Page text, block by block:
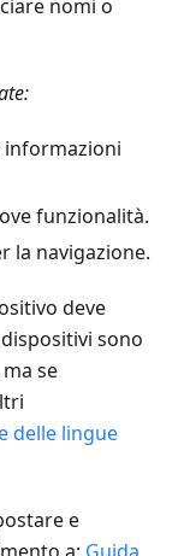
nomi o
informazioni
funzionalità.
la navigazione.
deve
sono
se
delle lingue
e